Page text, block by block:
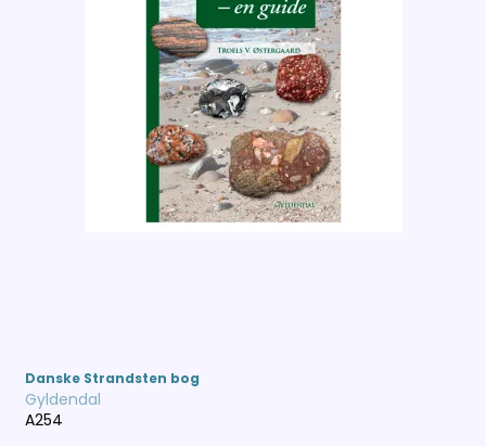
Danske Strandsten bog
Gyldendal
A254